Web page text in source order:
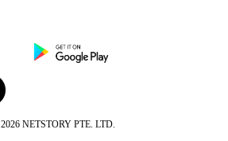
2026 NETSTORY PTE. LTD.